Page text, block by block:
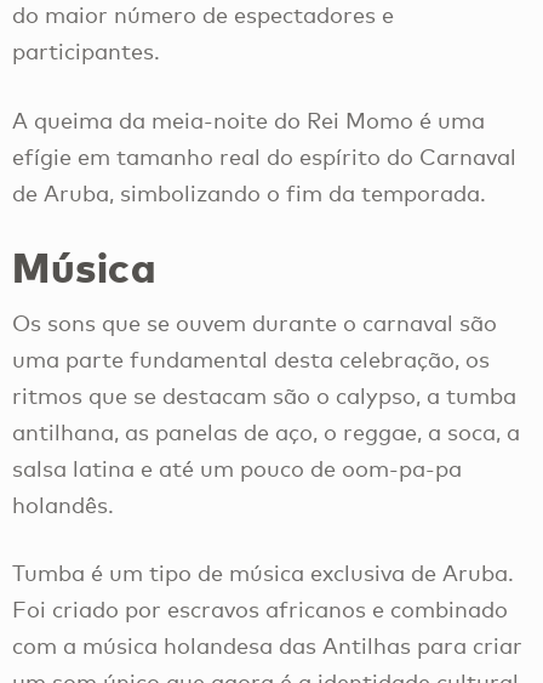
do maior número de espectadores e
participantes.
A queima da meia-noite do Rei Momo é uma
efígie em tamanho real do espírito do Carnaval
de Aruba, simbolizando o fim da temporada.
Música
Os sons que se ouvem durante o carnaval são
uma parte fundamental desta celebração, os
ritmos que se destacam são o calypso, a tumba
antilhana, as panelas de aço, o reggae, a soca, a
salsa latina e até um pouco de oom-pa-pa
holandês.
Tumba é um tipo de música exclusiva de Aruba.
Foi criado por escravos africanos e combinado
com a música holandesa das Antilhas para criar